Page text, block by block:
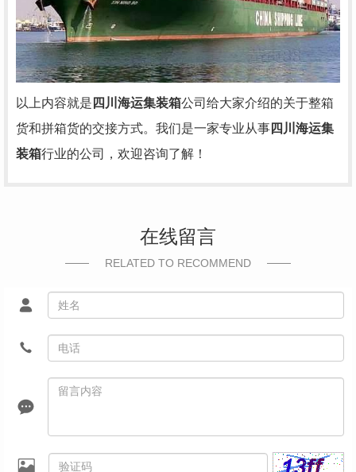
以上内容就是 四川海运集装箱公司给大家介绍的关于整箱
货和拼箱货的交接方式。我们是一家专业从事四川海运集
装箱行业的公司，欢迎咨询了解！
在线留言
RELATED TO RECOMMEND